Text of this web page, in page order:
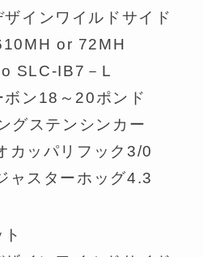
インワイルドサイド
or 72MH
SLC-IB7－L
ボン18～20ポンド
グステンシンカー
カッパリフック3/0
ャスターホッグ4.3